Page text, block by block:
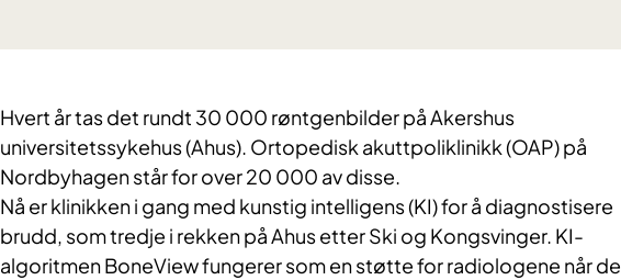
Hvert år tas det rundt 30 000 røntgenbilder på Akershus
universitetssykehus (Ahus). Ortopedisk akuttpoliklinikk (OAP) på
Nordbyhagen står for over 20 000 av disse.
Nå er klinikken i gang med kunstig intelligens (KI) for å diagnostisere
brudd, som tredje i rekken på Ahus etter Ski og Kongsvinger. KI-
algoritmen BoneView fungerer som en støtte for radiologene når de